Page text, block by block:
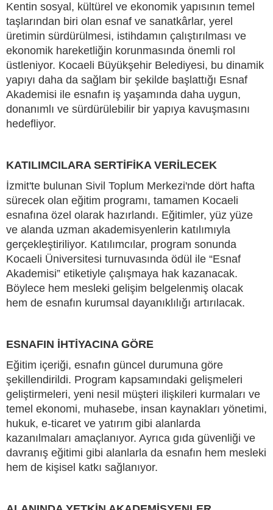
Kentin sosyal, kültürel ve ekonomik yapısının temel
taşlarından biri olan esnaf ve sanatkârlar, yerel
üretimin sürdürülmesi, istihdamın çalıştırılması ve
ekonomik hareketliğin korunmasında önemli rol
üstleniyor. Kocaeli Büyükşehir Belediyesi, bu dinamik
yapıyı daha da sağlam bir şekilde başlattığı Esnaf
Akademisi ile esnafın iş yaşamında daha uygun,
donanımlı ve sürdürülebilir bir yapıya kavuşmasını
hedefliyor.
KATILIMCILARA SERTİFİKA VERİLECEK
İzmit'te bulunan Sivil Toplum Merkezi'nde dört hafta
sürecek olan eğitim programı, tamamen Kocaeli
esnafına özel olarak hazırlandı. Eğitimler, yüz yüze
ve alanda uzman akademisyenlerin katılımıyla
gerçekleştiriliyor. Katılımcılar, program sonunda
Kocaeli Üniversitesi turnuvasında ödül ile “Esnaf
Akademisi” etiketiyle çalışmaya hak kazanacak.
Böylece hem mesleki gelişim belgelenmiş olacak
hem de esnafın kurumsal dayanıklılığı artırılacak.
ESNAFIN İHTİYACINA GÖRE
Eğitim içeriği, esnafın güncel durumuna göre
şekillendirildi. Program kapsamındaki gelişmeleri
geliştirmeleri, yeni nesil müşteri ilişkileri kurmaları ve
temel ekonomi, muhasebe, insan kaynakları yönetimi,
hukuk, e-ticaret ve yatırım gibi alanlarda
kazanılmaları amaçlanıyor. Ayrıca gıda güvenliği ve
davranış eğitimi gibi alanlarla da esnafın hem mesleki
hem de kişisel katkı sağlanıyor.